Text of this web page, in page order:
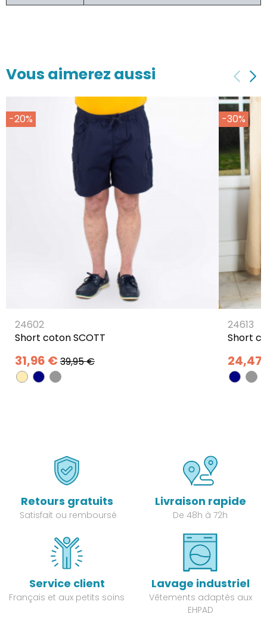
Vous aimerez aussi
-20%
24602
Short coton SCOTT
31,96 € 39,95 €
-30%
24613
Short
24,47
Retours gratuits
Satisfait ou remboursé
Livraison rapide
De 48h à 72h
Service client
Français et aux petits soins
Lavage industriel
Vêtements adaptés aux
EHPAD